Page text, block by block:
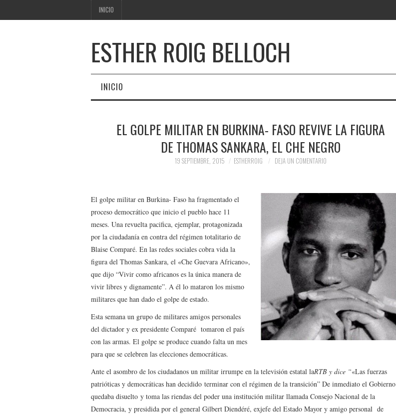
INICIO
ESTHER ROIG BELLOCH
INICIO
EL GOLPE MILITAR EN BURKINA- FASO REVIVE LA FIGURA
DE THOMAS SANKARA, EL CHE NEGRO
19 SEPTIEMBRE, 2015 ESTHERROIG DEJA UN COMENTARIO
El golpe militar en Burkina- Faso ha fragmentado el
proceso democrático que inicio el pueblo hace 11
meses. Una revuelta pacifica, ejemplar, protagonizada
por la ciudadanía en contra del régimen totalitario de
Blaise Comparé. En las redes sociales cobra vida la
figura del Thomas Sankara, el «Che Guevara Africano»,
que dijo “Vivir como africanos es la única manera de
vivir libres y dignamente”. A él lo mataron los mismo
militares que han dado el golpe de estado.
Esta semana un grupo de militares amigos personales
del dictador y ex presidente Comparé tomaron el país
con las armas. El golpe se produce cuando falta un mes
para que se celebren las elecciones democráticas.
Ante el asombro de los ciudadanos un militar irrumpe en la televisión estatal laRTB y dice “«Las fuerzas
patrióticas y democráticas han decidido terminar con el régimen de la transición” De inmediato el Gobierno
quedaba disuelto y toma las riendas del poder una institución militar llamada Consejo Nacional de la
Democracia, y presidida por el general Gilbert Diendéré, exjefe del Estado Mayor y amigo personal de